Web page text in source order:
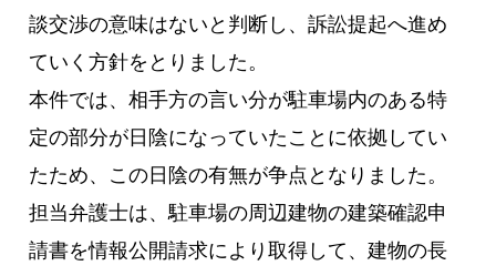
談交渉の意味はないと判断し、訴訟提起へ進め
ていく方針をとりました。
本件では、相手方の言い分が駐車場内のある特
定の部分が日陰になっていたことに依拠してい
たため、この日陰の有無が争点となりました。
担当弁護士は、駐車場の周辺建物の建築確認申
請書を情報公開請求により取得して、建物の長